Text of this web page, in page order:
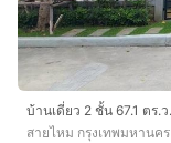
สายไหม กรุงเทพมหานคร